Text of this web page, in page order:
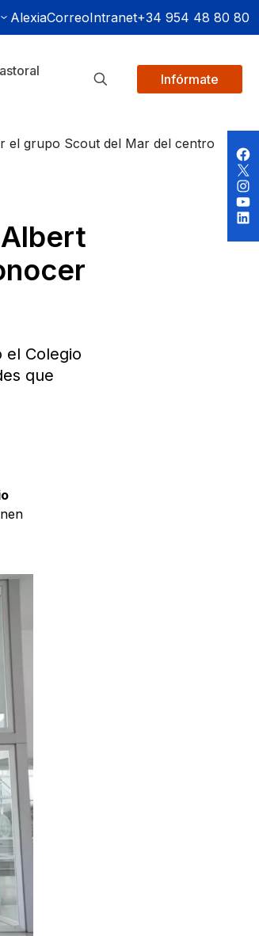
AlexiaCorreoIntranet+34 954 48 80 80
Infórmate
el grupo Scout del Mar del centro
el Colegio
que